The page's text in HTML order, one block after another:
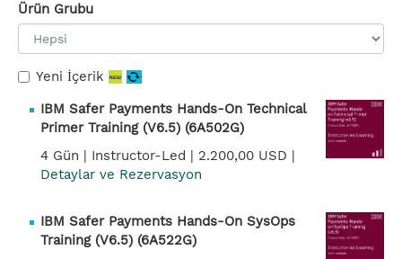
Ürün Grubu
Yeni İçerik
IBM Safer Payments Hands-On Technical
Primer Training (V6.5) (6A502G)
4 Gün | Instructor-Led | 2.200,00 USD |
Detaylar ve Rezervasyon
IBM Safer Payments Hands-On SysOps
Training (V6.5) (6A522G)